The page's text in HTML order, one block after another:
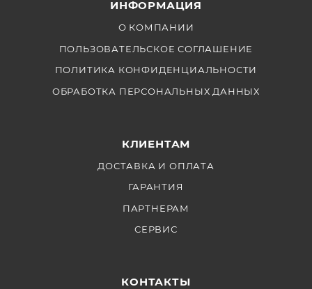
ИНФОРМАЦИЯ
О КОМПАНИИ
ПОЛЬЗОВАТЕЛЬСКОЕ СОГЛАШЕНИЕ
ПОЛИТИКА КОНФИДЕНЦИАЛЬНОСТИ
ОБРАБОТКА ПЕРСОНАЛЬНЫХ ДАННЫХ
КЛИЕНТАМ
ДОСТАВКА И ОПЛАТА
ГАРАНТИЯ
ПАРТНЕРАМ
СЕРВИС
КОНТАКТЫ